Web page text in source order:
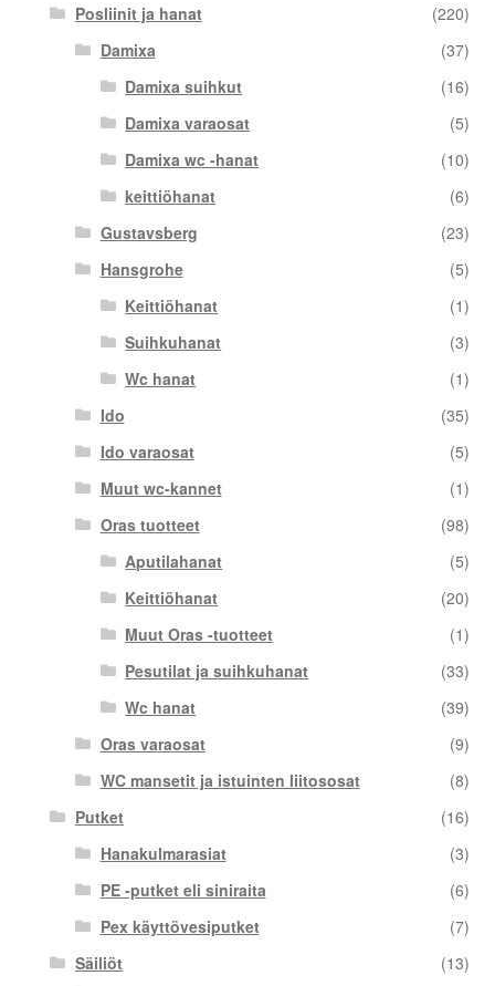
Posliinit ja hanat
(220)
Damixa
(37)
Damixa suihkut
(16)
Damixa varaosat
(5)
Damixa wc -hanat
(10)
keittiöhanat
(6)
Gustavsberg
(23)
Hansgrohe
(5)
Keittiöhanat
(1)
Suihkuhanat
(3)
Wc hanat
(1)
Ido
(35)
Ido varaosat
(5)
Muut wc-kannet
(1)
Oras tuotteet
(98)
Aputilahanat
(5)
Keittiöhanat
(20)
Muut Oras -tuotteet
(1)
Pesutilat ja suihkuhanat
(33)
Wc hanat
(39)
Oras varaosat
(9)
WC mansetit ja istuinten liitososat
(8)
Putket
(16)
Hanakulmarasiat
(3)
PE -putket eli siniraita
(6)
Pex käyttövesiputket
(7)
Säiliöt
(13)